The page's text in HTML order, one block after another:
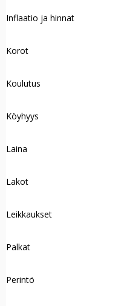
Inflaatio ja hinnat
Korot
Koulutus
Köyhyys
Laina
Lakot
Leikkaukset
Palkat
Perintö